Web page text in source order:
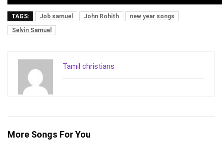
TAGS: Job samuel John Rohith
new year songs
Selvin Samuel
Tamil christians
More Songs For You